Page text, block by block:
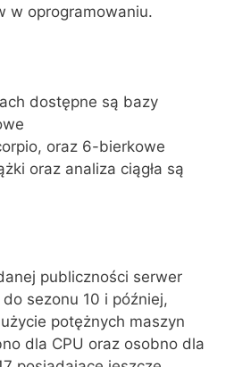
w oprogramowaniu.
dostępne są bazy
oraz 6-bierkowe
oraz analiza ciągła są
publiczności serwer
sezonu 10 i później,
potężnych maszyn
dla CPU oraz osobno dla